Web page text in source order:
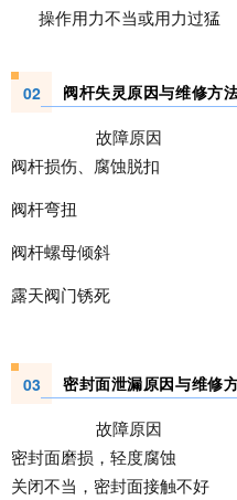
操作用力不当或用力过猛
02 阀杆失灵原因与维修方
故障原因
阀杆损伤、腐蚀脱扣
阀杆弯扭
阀杆螺母倾斜
露天阀门锈死
03 密封面泄漏原因与维修
故障原因
密封面磨损，轻度腐蚀
关闭不当，密封面接触不好